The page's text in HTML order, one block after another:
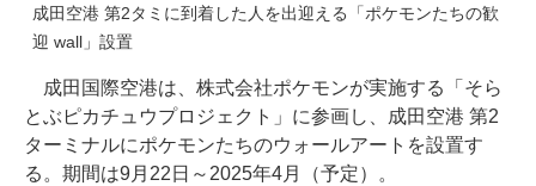
成田空港 第2タミに到着した人を出迎える「ポケモンたちの歓
迎 wall」設置
成田国際空港は、株式会社ポケモンが実施する「そら
とぶピカチュウプロジェクト」に参画し、成田空港 第2
ターミナルにポケモンたちのウォールアートを設置す
る。期間は9月22日～2025年4月（予定）。